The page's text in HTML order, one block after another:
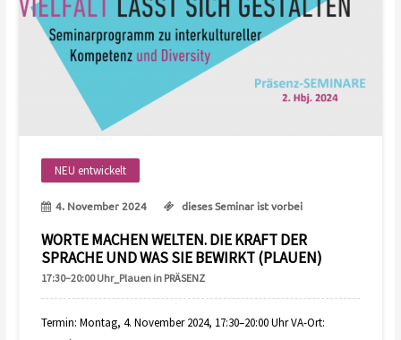
NEU entwickelt
4. November 2024 dieses Seminar ist vorbei
WORTE MACHEN WELTEN. DIE KRAFT DER
SPRACHE UND WAS SIE BEWIRKT (PLAUEN)
17:30–20:00 Uhr_Plauen in PRÄSENZ
Termin: Montag, 4. November 2024, 17:30–20:00 Uhr VA-Ort: